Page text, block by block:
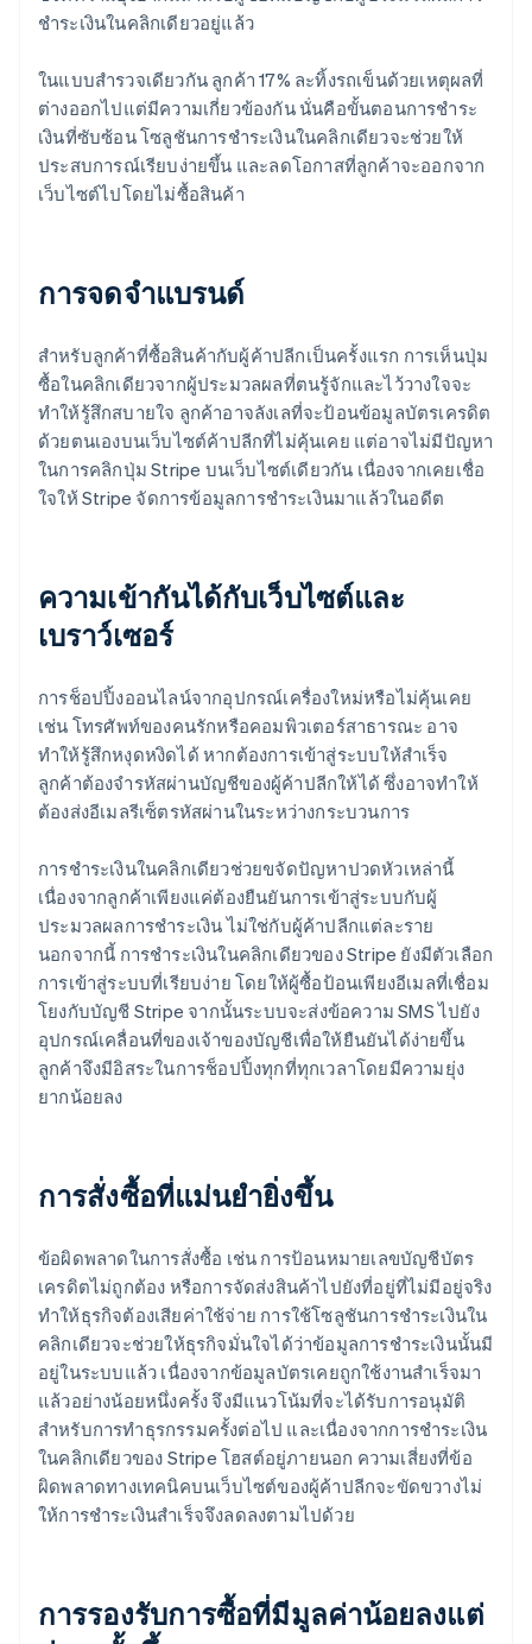
ชำระเงินในคลิกเดียวอยู่แล้ว
ในแบบสำรวจเดียวกัน ลูกค้า 17% ละทิ้งรถเข็นด้วยเหตุผลที่
ต่างออกไปแต่มีความเกี่ยวข้องกัน นั่นคือขั้นตอนการชำระ
เงินที่ซับซ้อน โซลูชันการชำระเงินในคลิกเดียวจะช่วยให้
ประสบการณ์เรียบง่ายขึ้น และลดโอกาสที่ลูกค้าจะออกจาก
เว็บไซต์ไปโดยไม่ซื้อสินค้า
การจดจำแบรนด์
สำหรับลูกค้าที่ซื้อสินค้ากับผู้ค้าปลีกเป็นครั้งแรก การเห็นปุ่ม
ซื้อในคลิกเดียวจากผู้ประมวลผลที่ตนรู้จักและไว้วางใจจะ
ทำให้รู้สึกสบายใจ ลูกค้าอาจลังเลที่จะป้อนข้อมูลบัตรเครดิต
ด้วยตนเองบนเว็บไซต์ค้าปลีกที่ไม่คุ้นเคย แต่อาจไม่มีปัญหา
ในการคลิกปุ่ม Stripe บนเว็บไซต์เดียวกัน เนื่องจากเคยเชื่อ
ใจให้ Stripe จัดการข้อมูลการชำระเงินมาแล้วในอดีต
ความเข้ากันได้กับเว็บไซต์และ
เบราว์เซอร์
การช็อปปิ้งออนไลน์จากอุปกรณ์เครื่องใหม่หรือไม่คุ้นเคย
เช่น โทรศัพท์ของคนรักหรือคอมพิวเตอร์สาธารณะ อาจ
ทำให้รู้สึกหงุดหงิดได้ หากต้องการเข้าสู่ระบบให้สำเร็จ
ลูกค้าต้องจำรหัสผ่านบัญชีของผู้ค้าปลีกให้ได้ ซึ่งอาจทำให้
ต้องส่งอีเมลรีเซ็ตรหัสผ่านในระหว่างกระบวนการ
การชำระเงินในคลิกเดียวช่วยขจัดปัญหาปวดหัวเหล่านี้
เนื่องจากลูกค้าเพียงแค่ต้องยืนยันการเข้าสู่ระบบกับผู้
ประมวลผลการชำระเงิน ไม่ใช่กับผู้ค้าปลีกแต่ละราย
นอกจากนี้ การชำระเงินในคลิกเดียวของ Stripe ยังมีตัวเลือก
การเข้าสู่ระบบที่เรียบง่าย โดยให้ผู้ซื้อป้อนเพียงอีเมลที่เชื่อม
โยงกับบัญชี Stripe จากนั้นระบบจะส่งข้อความ SMS ไปยัง
อุปกรณ์เคลื่อนที่ของเจ้าของบัญชีเพื่อให้ยืนยันได้ง่ายขึ้น
ลูกค้าจึงมีอิสระในการช็อปปิ้งทุกที่ทุกเวลาโดยมีความยุ่ง
ยากน้อยลง
การสั่งซื้อที่แม่นยำยิ่งขึ้น
ข้อผิดพลาดในการสั่งซื้อ เช่น การป้อนหมายเลขบัญชีบัตร
เครดิตไม่ถูกต้อง หรือการจัดส่งสินค้าไปยังที่อยู่ที่ไม่มีอยู่จริง
ทำให้ธุรกิจต้องเสียค่าใช้จ่าย การใช้โซลูชันการชำระเงินใน
คลิกเดียวจะช่วยให้ธุรกิจมั่นใจได้ว่าข้อมูลการชำระเงินนั้นมี
อยู่ในระบบแล้ว เนื่องจากข้อมูลบัตรเคยถูกใช้งานสำเร็จมา
แล้วอย่างน้อยหนึ่งครั้ง จึงมีแนวโน้มที่จะได้รับการอนุมัติ
สำหรับการทำธุรกรรมครั้งต่อไป และเนื่องจากการชำระเงิน
ในคลิกเดียวของ Stripe โฮสต์อยู่ภายนอก ความเสี่ยงที่ข้อ
ผิดพลาดทางเทคนิคบนเว็บไซต์ของผู้ค้าปลีกจะขัดขวางไม่
ให้การชำระเงินสำเร็จจึงลดลงตามไปด้วย
การรองรับการซื้อที่มีมูลค่าน้อยลงแต่